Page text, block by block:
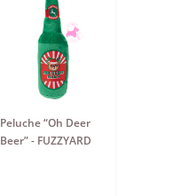
Peluche “Oh Deer
Beer” - FUZZYARD